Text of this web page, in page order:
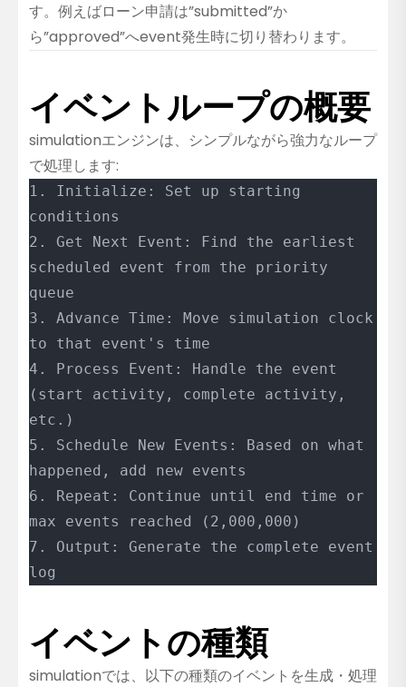
す。例えばローン申請は”submitted”か
ら”approved”へevent発生時に切り替わります。
イベントループの概要
simulationエンジンは、シンプルながら強力なループ
で処理します:
1. Initialize: Set up starting
conditions
2. Get Next Event: Find the earliest
scheduled event from the priority
queue
3. Advance Time: Move simulation clock
to that event's time
4. Process Event: Handle the event
(start activity, complete activity,
etc.)
5. Schedule New Events: Based on what
happened, add new events
6. Repeat: Continue until end time or
max events reached (2,000,000)
7. Output: Generate the complete event
log
イベントの種類
simulationでは、以下の種類のイベントを生成・処理